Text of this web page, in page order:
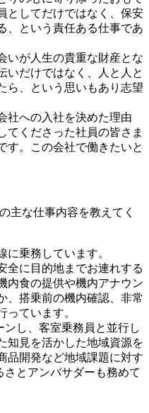
としてだけではなく、保安
、という責任ある仕事であ
いが人生の貴重な財産とな
いだけではなく、人と人と
ら、という思いもあり志望
社への入社を決めた理由
てくださった社員の皆さま
す。この会社で働きたいと
主な仕事内容を教えてく
乗務しています。
全に目的地までお連れする
内食の提供や機内アナウン
、搭乗前の機内確認、非常
っています。
し、客室乗務員と並行し
知見を活かした地域資源を
品開発など地域課題に対す
とアンバサダーも務めて